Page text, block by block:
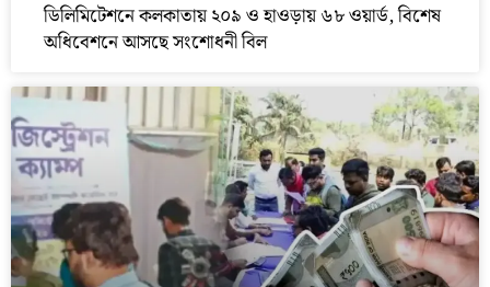
ডিলিমিটেশনে কলকাতায় ২০৯ ও হাওড়ায় ৬৮ ওয়ার্ড, বিশেষ
অধিবেশনে আসছে সংশোধনী বিল